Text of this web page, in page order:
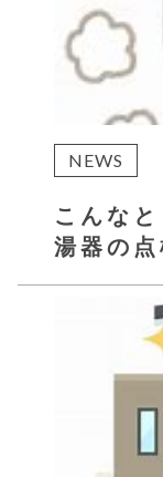
NEWS
こんな
湯器の点